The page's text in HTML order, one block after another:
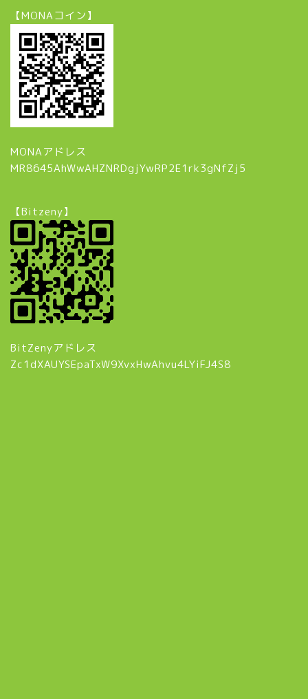
【MONAコイン】
MONAアドレス
MR8645AhWwAHZNRDgjYwRP2E1rk3gNfZj5
【Bitzeny】
BitZenyアドレス
Zc1dXAUYSEpaTxW9XvxHwAhvu4LYiFJ4S8